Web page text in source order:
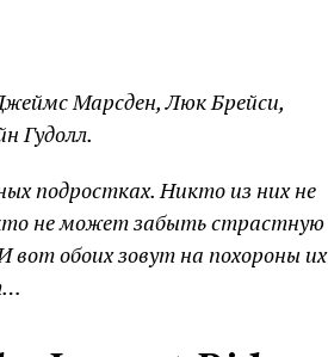
Марсден, Люк Брейси,
Гудолл.
подростках. Никто из них не
не может забыть страстную
обоих зовут на похороны их